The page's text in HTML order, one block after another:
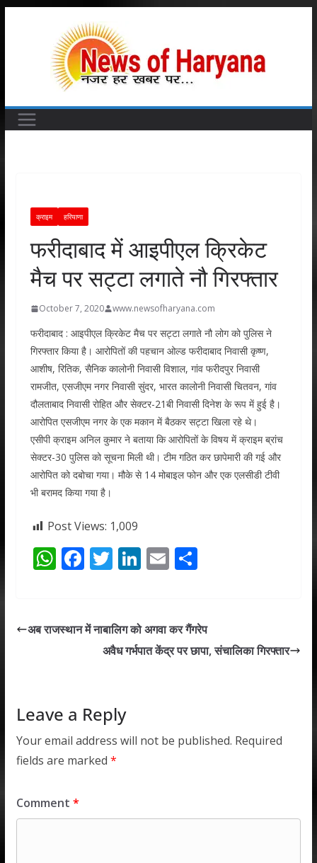
क्राइम हरियाणा
फरीदाबाद में आइपीएल क्रिकेट
मैच पर सट्टा लगाते नौ गिरफ्तार
October 7, 2020 www.newsofharyana.com
फरीदाबाद : आइपीएल क्रिकेट मैच पर सट्टा लगाते नौ लोग को पुलिस ने
गिरफ्तार किया है। आरोपितों की पहचान ओल्ड फरीदाबाद निवासी कृष्ण,
आशीष, रितिक, सैनिक कालोनी निवासी विशाल, गांव फरीदपुर निवासी
रामजीत, एसजीएम नगर निवासी सुंदर, भारत कालोनी निवासी चितवन, गांव
दौलताबाद निवासी रोहित और सेक्टर-21बी निवासी दिनेश के रूप में हुई है।
आरोपित एसजीएम नगर के एक मकान में बैठकर सट्टा खिला रहे थे।
एसीपी क्राइम अनिल कुमार ने बताया कि आरोपितों के विषय में क्राइम ब्रांच
सेक्टर-30 पुलिस को सूचना मिली थी। टीम गठित कर छापेमारी की गई और
आरोपित को दबोचा गया। मौके से 14 मोबाइल फोन और एक एलसीडी टीवी
भी बरामद किया गया है।
Post Views: 1,009
W
s
F
b
T
er
Li
e
dI
E
l
S
e
अब राजस्थान में नाबालिग को अगवा कर गैंगरेप
अवैध गर्भपात केंद्र पर छापा, संचालिका गिरफ्तार
Leave a Reply
Your email address will not be published. Required
fields are marked *
Comment *